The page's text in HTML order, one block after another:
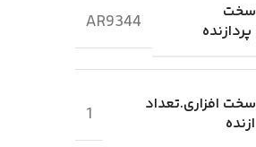
AR9344
افزاری.تعداد
1